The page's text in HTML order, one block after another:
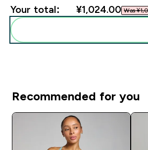
Your total: ¥1,024.00‎ Was
Recommended for you